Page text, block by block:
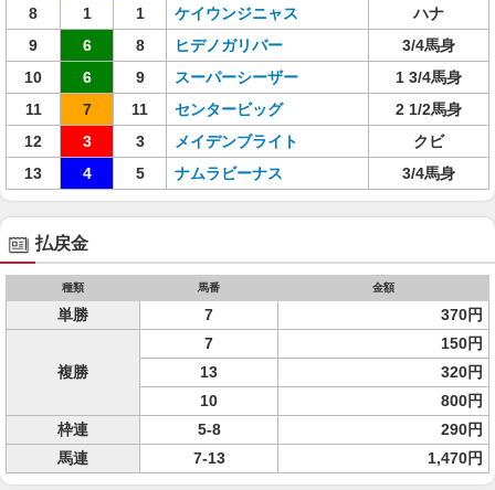
8
1 1 ケイウンジニャス
ハナ
9
6 8 ヒデノガリバー
3/4馬身
10
6 9 スーパーシーザー
1 3/4馬身
11
7 11 センタービッグ
2 1/2馬身
12
3 3 メイデンブライト
クビ
13
4 5 ナムラビーナス 3/4馬身
払戻金
種類 馬番 金額
単勝 7 370円
複勝
7
150円
13
320円
10
800円
枠連
5-8
290円
馬連
7-13 1,470円